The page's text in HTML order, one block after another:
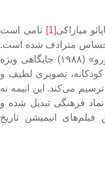
میازاکی[1]
نامی است
مترادف شده است.
در میان شاهکارهای او، «همسایه من توتورو» (۱۹۸۸) جایگاهی ویژه
کودکانه، تصویری لطیف و
می‌کند. این انیمه نه
فرهنگی تبدیل شده و
انیمیشن تاریخ